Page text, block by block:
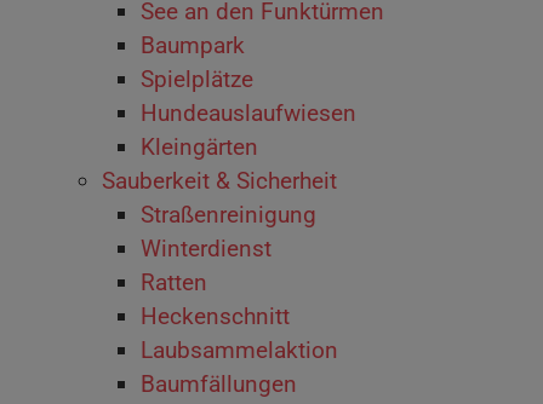
See an den Funktürmen
Baumpark
Spielplätze
Hundeauslaufwiesen
Kleingärten
Sauberkeit & Sicherheit
Straßenreinigung
Winterdienst
Ratten
Heckenschnitt
Laubsammelaktion
Baumfällungen